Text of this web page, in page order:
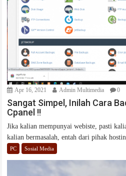
Apr 16, 2021 Admin Multimedia 0
Sangat Simpel, Inilah Cara
Cpanel !!
Jika kalian mempunyai webiste, pasti
kalian bermasalah, entah dari pihak
PC Sosial Media